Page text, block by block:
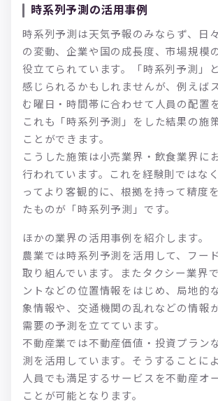
時系列予測の活用事例
時系列予測は天気予報のみならず、日
の変動、企業や国の成長度、市場規模
役立てられています。「時系列予測」
感じられるかもしれませんが、例えば
む曜日・時間帯に合わせて人員の配置
これも「時系列予測」をした結果の施
ことができます。
こうした施策は小売業界・飲食業界に
行われています。これを経験則ではな
ってより客観的に、根拠を持って精度
たものが「時系列予測」です。
ほかの業界の活用事例を紹介します。
農業では時系列予測を活用して、フー
取り組んでいます。またタクシー業界
ントなどの位置情報をはじめ、局地的
象情報や、交通機関の乱れなどの情報
需要の予測を立てています。
不動産業では不動産価値・投資プラン
測を活用しています。そうすることに
人員でも満足するサービスを不動産オ
ことが可能となります。